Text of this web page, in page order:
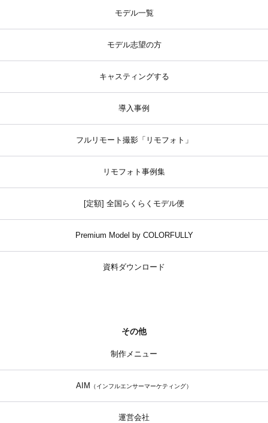
モデル一覧
モデル志望の方
キャスティングする
導入事例
フルリモート撮影「リモフォト」
リモフォト事例集
[定額] 全国らくらくモデル便
Premium Model by COLORFULLY
資料ダウンロード
その他
制作メニュー
AIM （インフルエンサーマーケティング）
運営会社